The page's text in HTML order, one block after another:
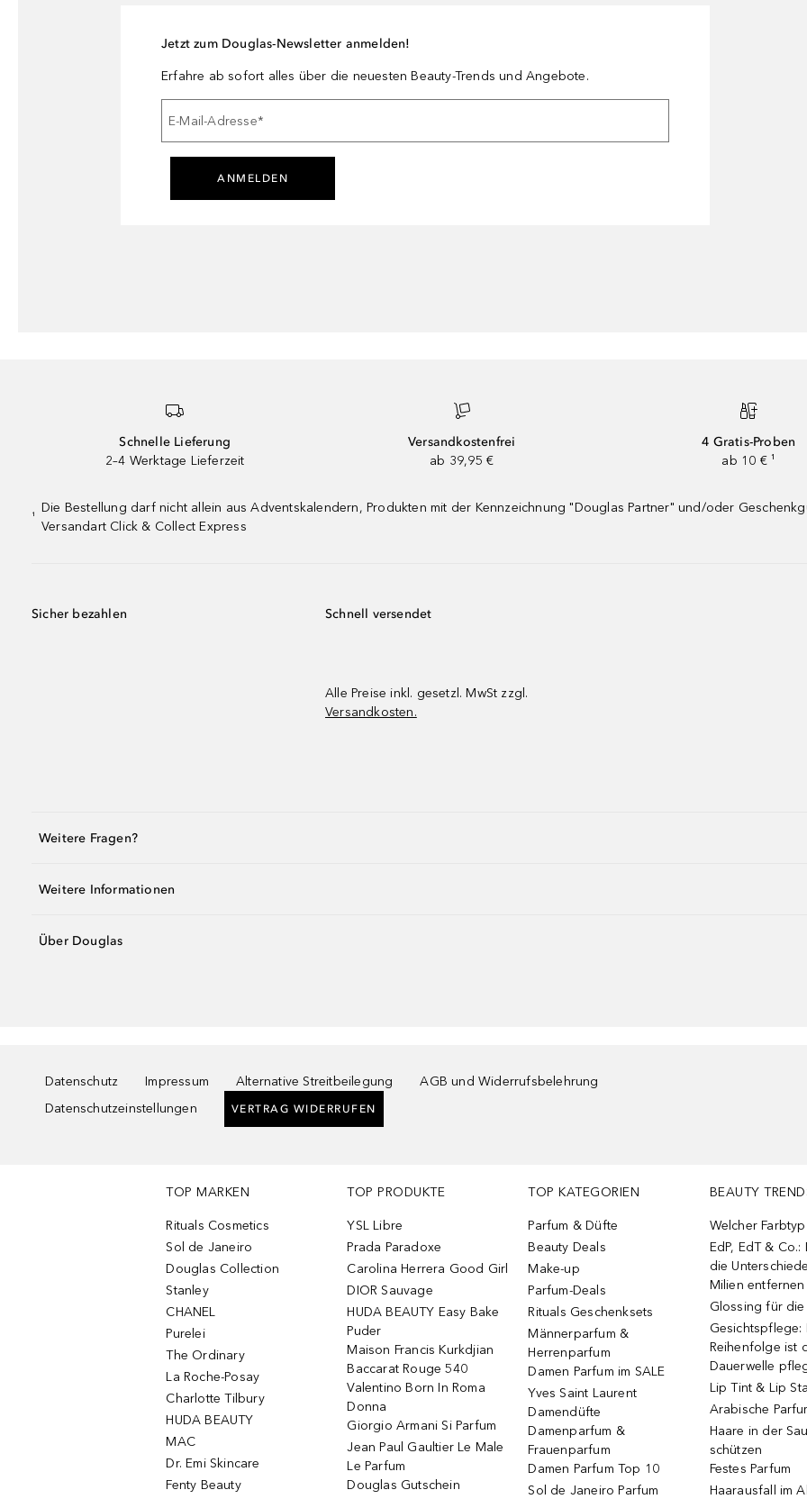
Jetzt zum Douglas-Newsletter anmelden!
Erfahre ab sofort alles über die neuesten Beauty-Trends und Angebote.
E-Mail-Adresse*
ANMELDEN
Schnelle Lieferung
2–4 Werktage Lieferzeit
Versandkostenfrei
ab 39,95 €
4 Gratis-Proben
ab 10 € ¹
¹
Die Bestellung darf nicht allein aus Adventskalendern, Produkten mit der Kennzeichnung "Douglas Partner" und/oder
Versandart Click & Collect Express
Sicher bezahlen Schnell versendet
Alle Preise inkl. gesetzl. MwSt zzgl.
Versandkosten.
Weitere Fragen?
Weitere Informationen
Über Douglas
Datenschutz Impressum Alternative Streitbeilegung
AGB und Widerrufsbelehrung
Datenschutzeinstellungen
VERTRAG WIDERRUFEN
TOP MARKEN
Rituals Cosmetics
Sol de Janeiro
Douglas Collection
Stanley
CHANEL
Purelei
The Ordinary
La Roche-Posay
Charlotte Tilbury
HUDA BEAUTY
MAC
Dr. Emi Skincare
Fenty Beauty
TOP PRODUKTE
YSL Libre
Prada Paradoxe
Carolina Herrera Good Girl
DIOR Sauvage
HUDA BEAUTY Easy Bake
Puder
Maison Francis Kurkdjian
Baccarat Rouge 540
Valentino Born In Roma
Donna
Giorgio Armani Si Parfum
Jean Paul Gaultier Le Male
Le Parfum
Douglas Gutschein
TOP KATEGORIEN
Parfum & Düfte
Beauty Deals
Make-up
Parfum-Deals
Rituals Geschenksets
Männerparfum &
Herrenparfum
Damen Parfum im SALE
Yves Saint Laurent
Damendüfte
Damenparfum &
Frauenparfum
Damen Parfum Top 10
Sol de Janeiro Parfum
BEAUTY
Welcher
EdP, EdT &
die
Milien entfernen
Glossing für die
Gesichtspflege:
Reihenfolge ist
Dauerwelle
Lip Tint & Lip
Arabische
Haare in der
schützen
Festes Parfum
Haarausfall im